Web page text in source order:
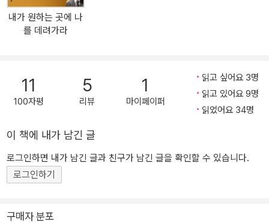
이들의 한결같은 목소리를 통해 성공은 우리 자신과 멀리 있지 않으
며, 마음을 모으고 제대로 생각하고, 제대로 행하여 제대로 된 길만 따
라가면 반드시 성공할 수 있다는 사실을 절감하게 될 것이다. 아울러
수 있으며, 성공을 온몸으로 체득한 이들의 깊은 사고와 성실한 경험
이 응축되어 있어 강한 설득력을 전해준다. 실제로 전 세계적인 베스
트셀러가 되었던 글들로 많은 이들에게 깊은 영향을 미쳤으며, 이 내
용을 자신에게 훈련시켜 크게 성공한 인물들도 많다. 성공을 꿈꾸지
들의 눈을 뜨게 해주고, 몸을 움직이게 해주는 내용들이다. 강렬한 ‘끌
어당김’의 메시지가 머리와 마음, 몸으로 퍼져가고 뚜렷한 행로를 찾
내가 원하는 곳에 나
를 데려가라
11
100자평
5
리뷰
1
마이페이퍼
읽고 싶어요 3명
읽고 있어요 9명
읽었어요 34명
이 책에 내가 남긴 글
로그인하면 내가 남긴 글과 친구가 남긴 글을 확인할 수 있습니다.
로그인하기
구매자 분포